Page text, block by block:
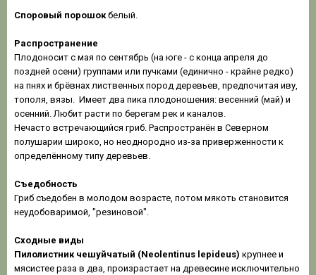
Споровый порошокбелый.
Распространение
Плодоносит с мая по сентябрь (на юге - с конца апреля до
поздней осени) группами или пучками (единично - крайне редко)
на пнях и брёвнах лиственных пород деревьев, предпочитая иву,
тополя, вязы. Имеет два пика плодоношения: весенний (май) и
осенний. Любит расти по берегам рек и каналов.
Нечасто встречающийся гриб. Распространён в Северном
полушарии широко, но неоднородно из-за приверженности к
определённому типу деревьев.
Съедобность
Гриб съедобен в молодом возрасте, потом мякоть становится
неудобоваримой, "резиновой".
Сходные виды
Пилолистник чешуйчатый (Neolentinus lepideus) крупнее и
мясистее раза в два, произрастает на древесине исключительно